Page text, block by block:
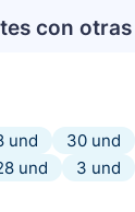
con
und 30 und
und
3 und